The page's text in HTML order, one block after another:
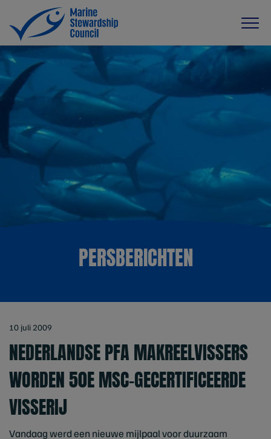
PERSBERICHTEN
10 juli 2009
NEDERLANDSE PFA MAKREELVISSERS
WORDEN 50E MSC-GECERTIFICEERDE
VISSERIJ
Vandaag werd een nieuwe mijlpaal voor duurzaam